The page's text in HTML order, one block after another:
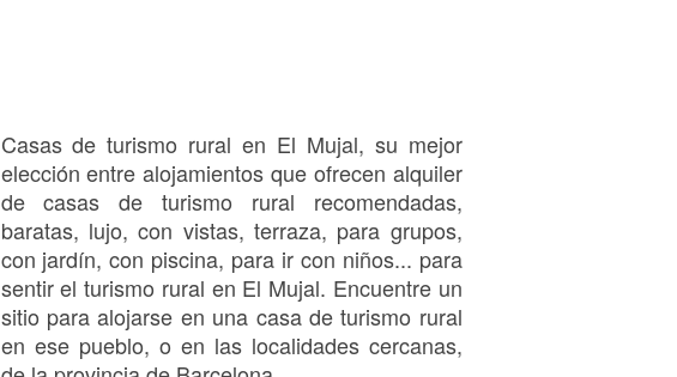
Casas de turismo rural en El Mujal, su mejor
elección entre alojamientos que ofrecen alquiler
de casas de turismo rural recomendadas,
baratas, lujo, con vistas, terraza, para grupos,
con jardín, con piscina, para ir con niños... para
sentir el turismo rural en El Mujal. Encuentre un
sitio para alojarse en una casa de turismo rural
en ese pueblo, o en las localidades cercanas,